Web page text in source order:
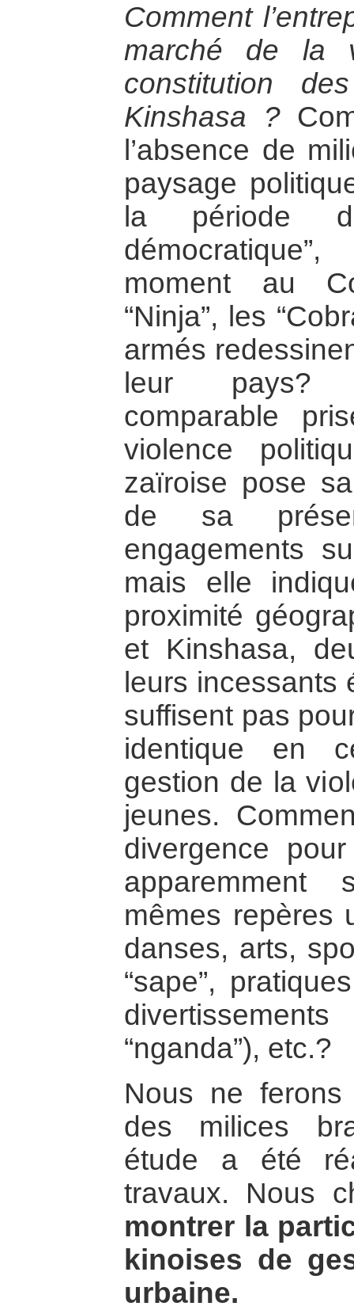
Comment
marché de la
constitution
Kinshasa ?
l’absence de
paysage
la période
moment au
“Ninja”, les
armés
leur pays?
comparable
violence
zaïroise pose
de sa
engagements
mais elle
proximité
et Kinshasa,
leurs incessants
suffisent pas
identique en
gestion de la
jeunes.
divergence
apparemment
mêmes repères
danses, arts,
“sape”,
“nganda”), etc.?
Nous ne
des milices
étude a été
travaux. Nous
montrer la
kinoises de
urbaine.